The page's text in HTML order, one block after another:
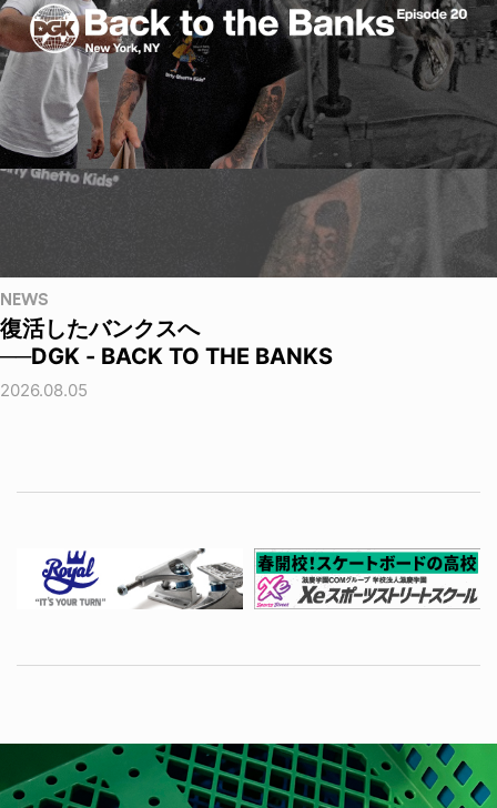
NEWS
復活したバンクスへ
──DGK - BACK TO THE BANKS
2026.08.05